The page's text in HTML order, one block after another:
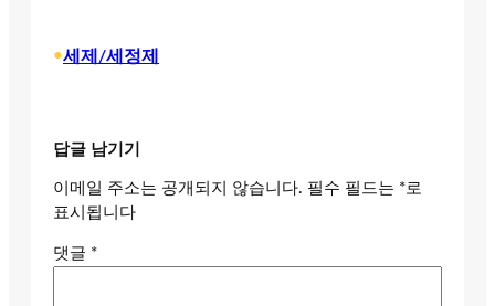
•세제/세정제
답글 남기기
이메일 주소는 공개되지 않습니다. 필수 필드는 *로
표시됩니다
댓글 *